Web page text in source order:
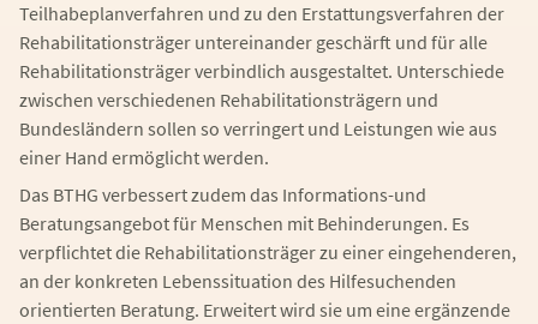
Teilhabeplanverfahren und zu den Erstattungsverfahren der
Rehabilitationsträger untereinander geschärft und für alle
Rehabilitationsträger verbindlich ausgestaltet. Unterschiede
zwischen verschiedenen Rehabilitationsträgern und
Bundesländern sollen so verringert und Leistungen wie aus
einer Hand ermöglicht werden.
Das BTHG verbessert zudem das Informations-und
Beratungsangebot für Menschen mit Behinderungen. Es
verpflichtet die Rehabilitationsträger zu einer eingehenderen,
an der konkreten Lebenssituation des Hilfesuchenden
orientierten Beratung. Erweitert wird sie um eine ergänzende